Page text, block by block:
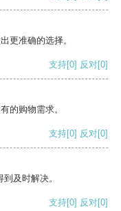
更准确的选择。
支持[0] 反对[0]
的购物需求。
支持[0] 反对[0]
及时解决。
支持[0] 反对[0]